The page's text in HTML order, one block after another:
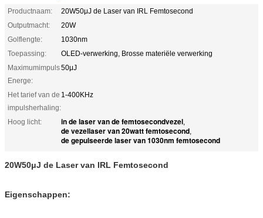
Productnaam:
20W50μJ de Laser van IRL Femtosecond
Outputmacht:
20W
Golflengte:
1030nm
Toepassing:
OLED-verwerking, Brosse materiële verwerking
Maximumimpuls
Energe:
50μJ
Het tarief van de
impulsherhaling:
1-400KHz
Hoog licht: in de laser van de femtosecondvezel,
de vezellaser van 20watt femtosecond,
de gepulseerde laser van 1030nm femtosecond
20W50μJ de Laser van IRL Femtosecond
Eigenschappen: